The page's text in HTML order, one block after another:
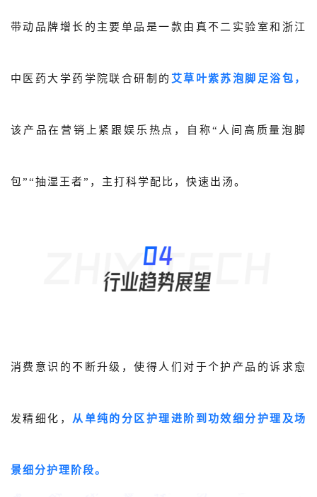
带动品牌增长的主要单品是一款由真不二实验室和浙江
中医药大学药学院联合研制的 艾草叶紫苏泡脚足浴包，
该产品在营销上紧跟娱乐热点，自称“人间高质量泡脚
包”“抽湿王者”，主打科学配比，快速出汤。
消费意识的不断升级，使得人们对于个护产品的诉求愈
发精细化， 从单纯的分区护理进阶到功效细分护理及场
景细分护理阶段。